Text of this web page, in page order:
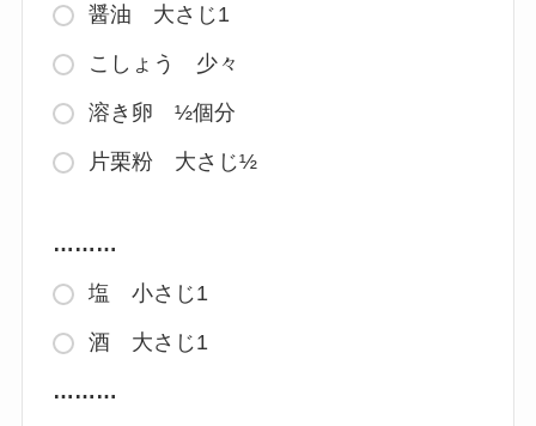
醤油 大さじ1
こしょう 少々
溶き卵 ½個分
片栗粉 大さじ½
………
塩 小さじ1
酒 大さじ1
………